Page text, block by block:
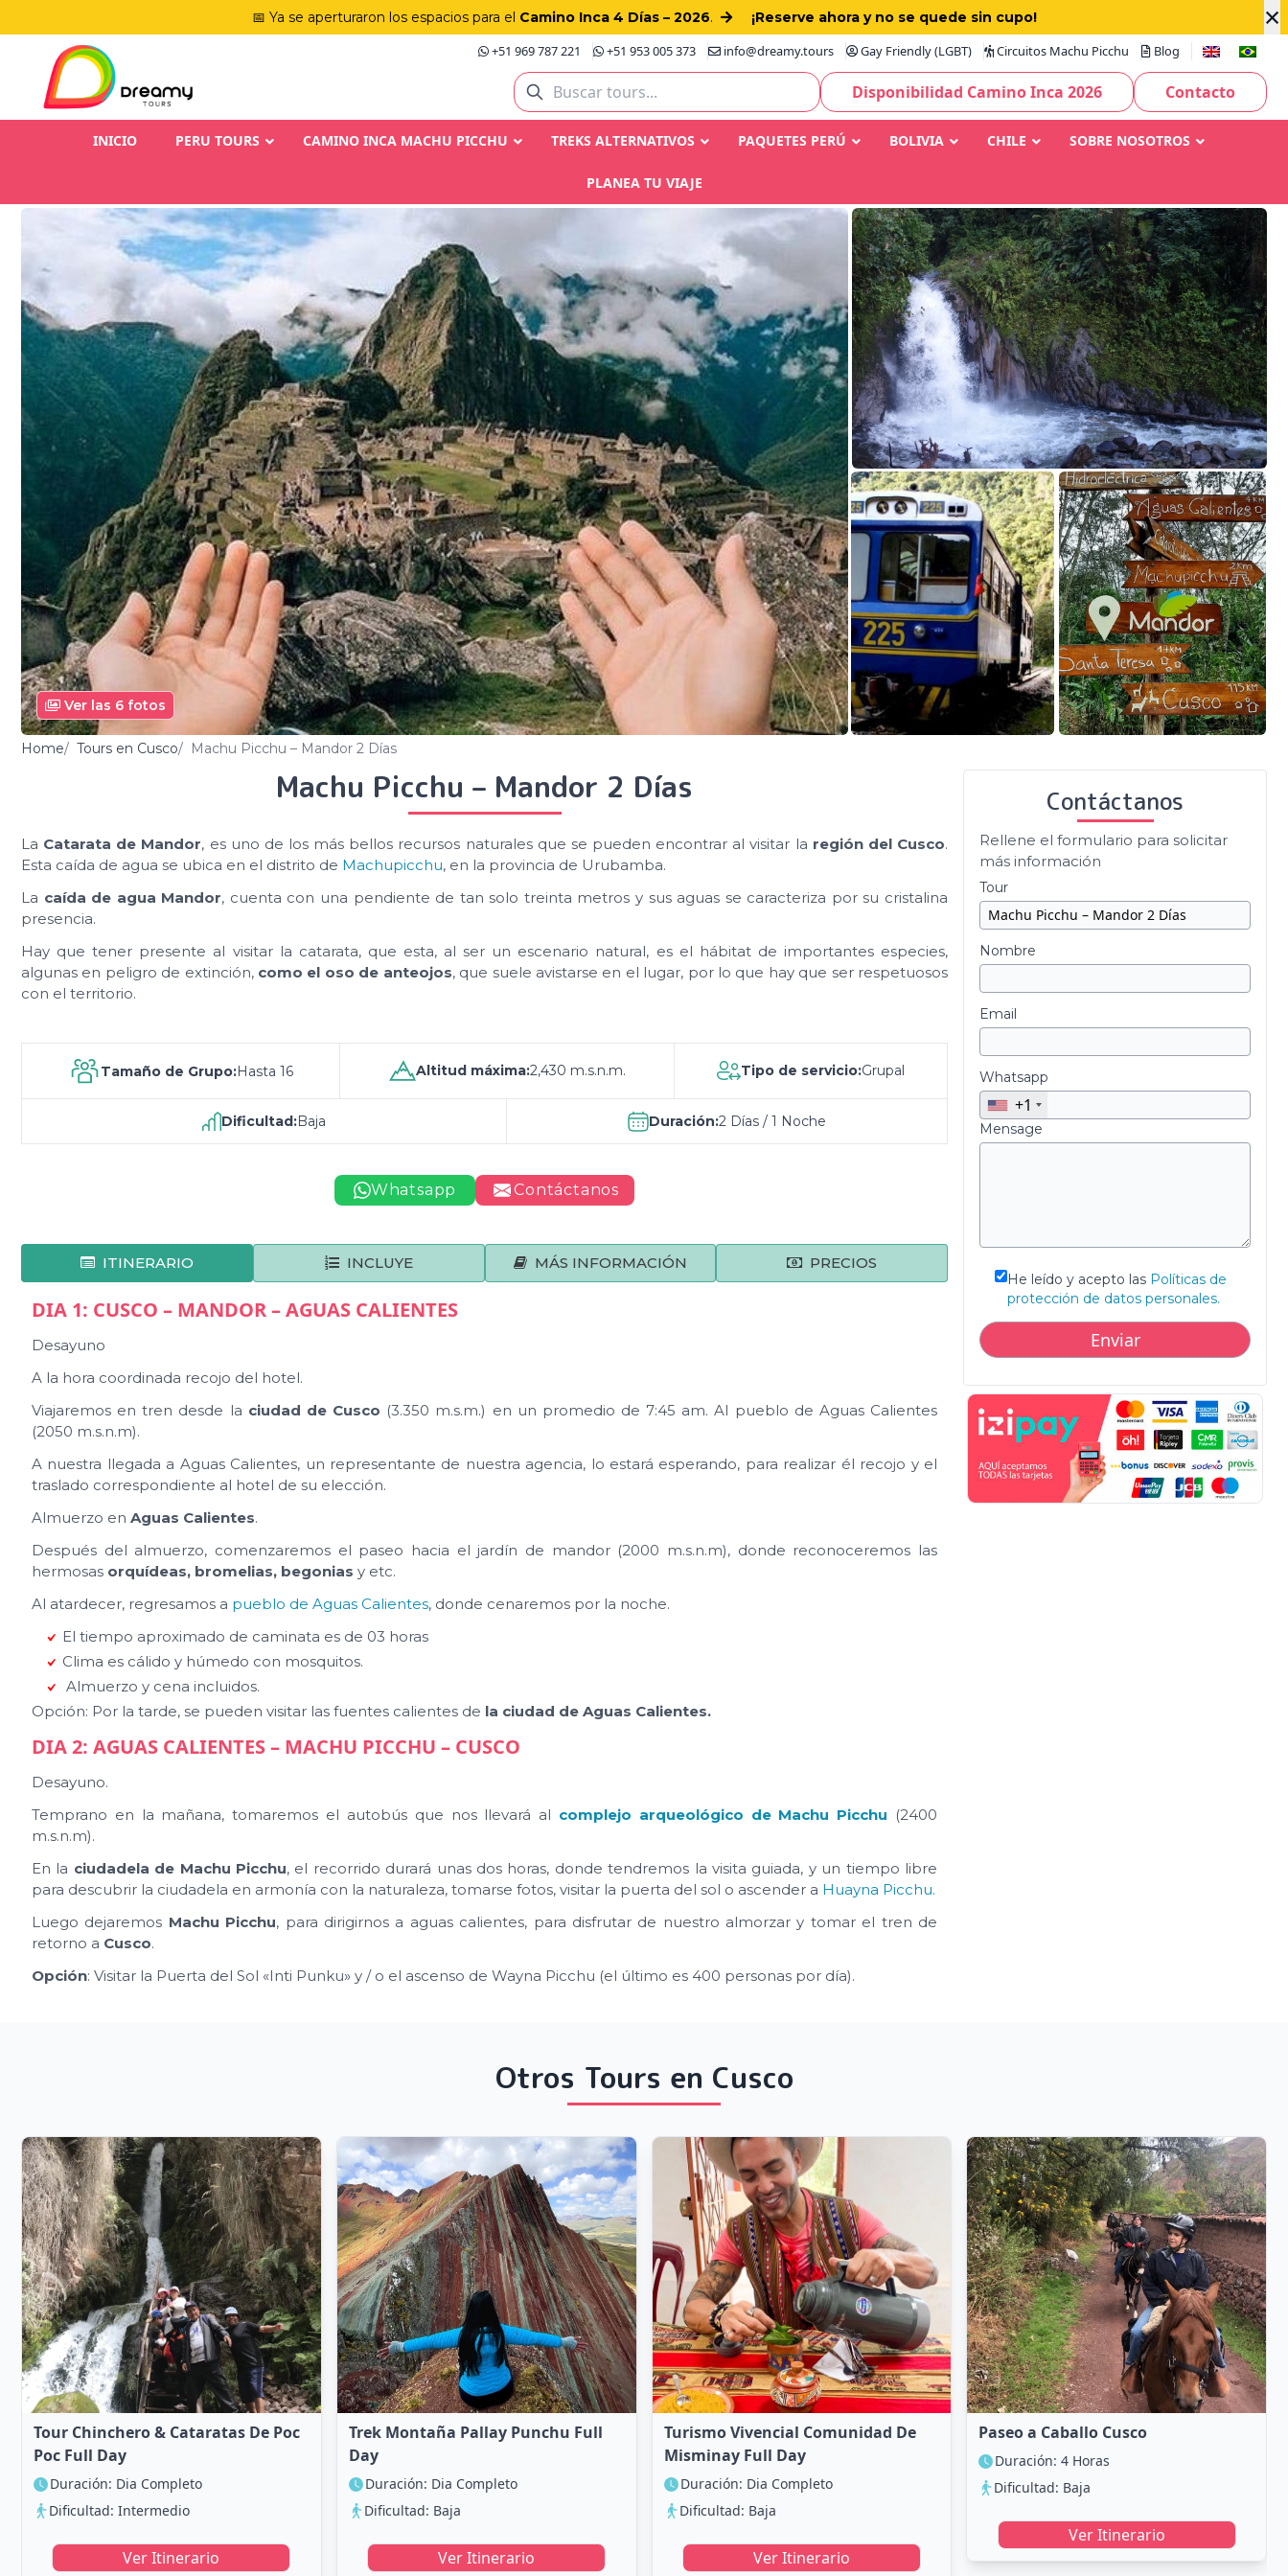
×
📅 Ya se aperturaron los espacios para el Camino Inca 4 Días – 2026.
¡Reserve ahora y no se quede sin cupo!
+51 969 787 221
+51 953 005 373 info@dreamy.tours Gay Friendly (LGBT) Circuitos Machu Picchu Blog
Disponibilidad Camino Inca 2026 Contacto
INICIO PERU TOURS CAMINO INCA MACHU PICCHU TREKS ALTERNATIVOS PAQUETES PERÚ BOLIVIA CHILE SOBRE NOSOTROS
PLANEA TU VIAJE
Ver las 6 fotos
Home Tours en Cusco Machu Picchu – Mandor 2 Días
Machu Picchu – Mandor 2 Días
La Catarata de Mandor, es uno de los más bellos recursos naturales que se pueden encontrar al visitar la región del Cusco.
Esta caída de agua se ubica en el distrito de Machupicchu, en la provincia de Urubamba.
La caída de agua Mandor, cuenta con una pendiente de tan solo treinta metros y sus aguas se caracteriza por su cristalina
presencia.
Hay que tener presente al visitar la catarata, que esta, al ser un escenario natural, es el hábitat de importantes especies,
algunas en peligro de extinción, como el oso de anteojos, que suele avistarse en el lugar, por lo que hay que ser respetuosos
con el territorio.
Tamaño de Grupo:Hasta 16 Altitud máxima:2,430 m.s.n.m. Tipo de servicio:Grupal
Dificultad:Baja Duración:2 Días / 1 Noche
Whatsapp Contáctanos
ITINERARIO INCLUYE MÁS INFORMACIÓN PRECIOS
DIA 1: CUSCO – MANDOR – AGUAS CALIENTES
Desayuno
A la hora coordinada recojo del hotel.
Viajaremos en tren desde la ciudad de Cusco (3.350 m.s.m.) en un promedio de 7:45 am. Al pueblo de Aguas Calientes
(2050 m.s.n.m).
A nuestra llegada a Aguas Calientes, un representante de nuestra agencia, lo estará esperando, para realizar él recojo y el
traslado correspondiente al hotel de su elección.
Almuerzo en Aguas Calientes.
Después del almuerzo, comenzaremos el paseo hacia el jardín de mandor (2000 m.s.n.m), donde reconoceremos las
hermosas orquídeas, bromelias, begonias y etc.
Al atardecer, regresamos a pueblo de Aguas Calientes, donde cenaremos por la noche.
El tiempo aproximado de caminata es de 03 horas
Clima es cálido y húmedo con mosquitos.
Almuerzo y cena incluidos.
Opción: Por la tarde, se pueden visitar las fuentes calientes de la ciudad de Aguas Calientes.
DIA 2: AGUAS CALIENTES – MACHU PICCHU – CUSCO
Desayuno.
Temprano en la mañana, tomaremos el autobús que nos llevará al complejo arqueológico de Machu Picchu (2400
m.s.n.m).
En la ciudadela de Machu Picchu, el recorrido durará unas dos horas, donde tendremos la visita guiada, y un tiempo libre
para descubrir la ciudadela en armonía con la naturaleza, tomarse fotos, visitar la puerta del sol o ascender a Huayna Picchu.
Luego dejaremos Machu Picchu, para dirigirnos a aguas calientes, para disfrutar de nuestro almorzar y tomar el tren de
retorno a Cusco.
Opción: Visitar la Puerta del Sol «Inti Punku» y / o el ascenso de Wayna Picchu (el último es 400 personas por día).
Contáctanos
Rellene el formulario para solicitar
más información
Tour
Nombre
Email
Whatsapp
+1
Mensage
He leído y acepto las Políticas de
protección de datos personales.
Otros Tours en Cusco
Tour Chinchero & Cataratas De Poc
Poc Full Day
Duración: Dia Completo
Dificultad: Intermedio
Ver Itinerario
Trek Montaña Pallay Punchu Full
Day
Duración: Dia Completo
Dificultad: Baja
Ver Itinerario
Turismo Vivencial Comunidad De
Misminay Full Day
Duración: Dia Completo
Dificultad: Baja
Ver Itinerario
Paseo a Caballo Cusco
Duración: 4 Horas
Dificultad: Baja
Ver Itinerario